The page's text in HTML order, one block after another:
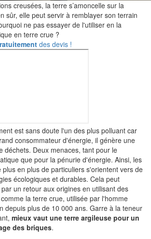
creusées, la terre s’amoncelle sur la
sûr, elle peut servir à remblayer son terrain
ne pas essayer de l'utiliser en la
en terre crue ?
des devis !
est sans doute l'un des plus polluant car
consommateur d'énergie, il génère une
déchets. Deux menaces, tant pour le
que pour la pénurie d'énergie. Ainsi, les
en plus de particuliers s'orientent vers de
écologiques et durables. Cela peut
un retour aux origines en utilisant des
la terre crue, utilisée par l'homme
depuis plus de 10 000 ans. Garre à la teneur
mieux vaut une terre argileuse pour un
des briques.